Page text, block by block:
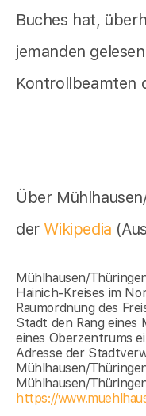
Buches hat,
jemanden
Kontrollbeamten
Über
der Wikipedia
Mühlhausen/
Hainich-Kreises im
Raumordnung des
Stadt den Rang
eines Oberzentrums
Adresse der
Mühlhausen/
Mühlhausen/
https://